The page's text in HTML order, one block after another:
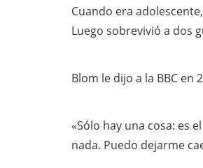
Cuando era
Luego sobrevivió a dos
Blom le dijo a la BBC
«Sólo hay una cosa: es
nada. Puedo dejarme